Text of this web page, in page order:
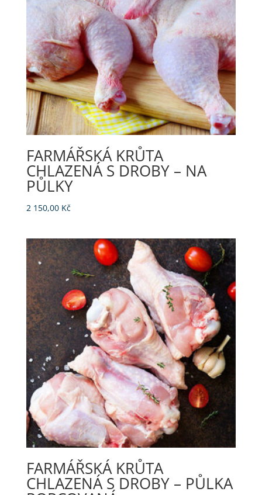
FARMÁŘSKÁ KRŮTA
CHLAZENÁ S DROBY – NA
PŮLKY
2 150,00 Kč
FARMÁŘSKÁ KRŮTA
CHLAZENÁ S DROBY – PŮLKA